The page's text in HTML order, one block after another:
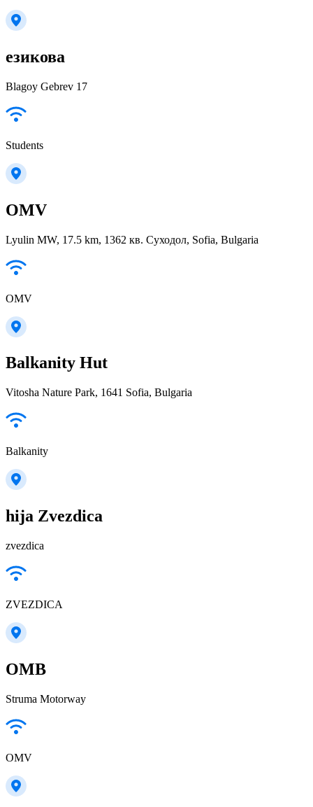
езикова
Blagoy Gebrev 17
Students
OMV
Lyulin MW, 17.5 km, 1362 кв. Суходол, Sofia, Bulgaria
OMV
Balkanity Hut
Vitosha Nature Park, 1641 Sofia, Bulgaria
Balkanity
hija Zvezdica
zvezdica
ZVEZDICA
ОМВ
Struma Motorway
OMV